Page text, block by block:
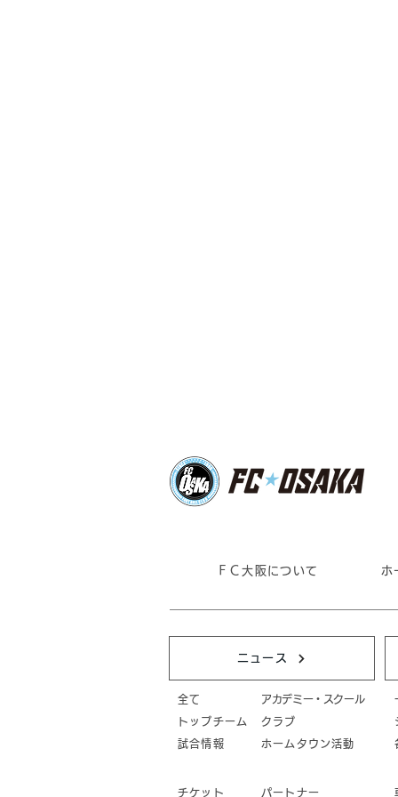
ＦＣ大阪について ホ
ニュース
全て
トップチーム
試合情報
アカデミー・スクール
クラブ
ホームタウン活動
チケット パートナー